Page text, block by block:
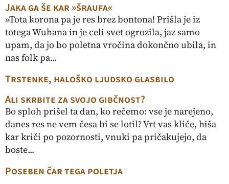
Jaka ga še kar »šraufa«
»Tota korona pa je res brez bontona! Prišla je iz
totega Wuhana in je celi svet ogrozila, jaz samo
upam, da jo bo poletna vročina dokončno ubila, in
nas folk pa...
Trstenke, haloško ljudsko glasbilo
Ali skrbite za svojo gibčnost?
Bo sploh prišel ta dan, ko rečemo: vse je narejeno,
danes res ne vem česa bi se lotil? Vrt vas kliče, hiša
kar kriči po pozornosti, vnuki pa pričakujejo, da
boste...
Poseben čar tega poletja